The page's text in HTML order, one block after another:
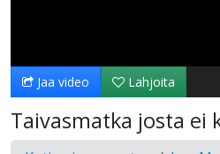
Jaa video Lahjoita
Taivasmatka josta ei